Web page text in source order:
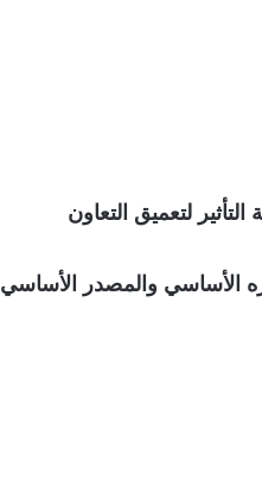
لتعميق التعاون
من مصدره الأساسي والمصدر الأساسي